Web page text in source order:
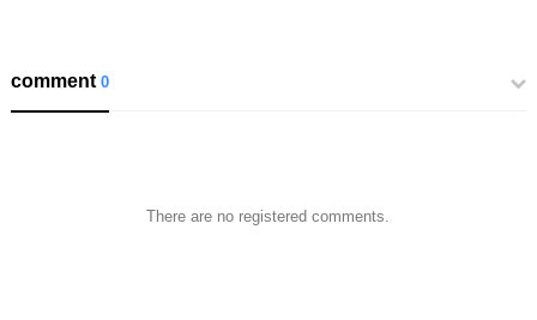
comment0
There are no registered comments.